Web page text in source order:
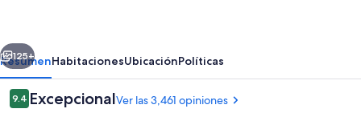
Siguiente
125+
ResumenHabitacionesUbicaciónPolíticas
Opiniones
9.49.4 de 10,
ExcepcionalVer las 3,461 opiniones